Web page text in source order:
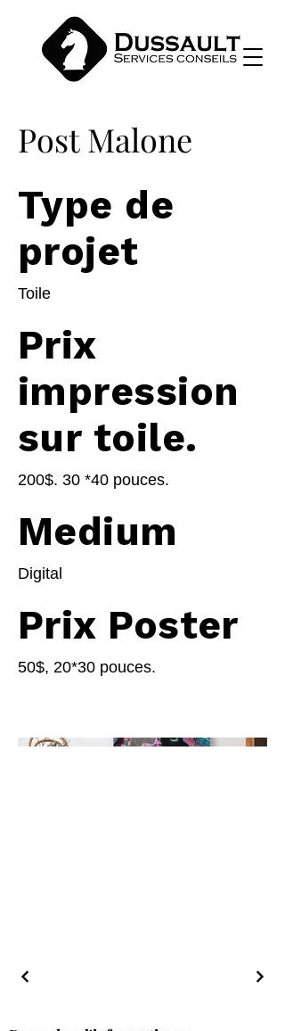
Post Malone
Type de
projet
Toile
Prix
impression
sur toile.
200$. 30 *40 pouces.
Medium
Digital
Prix Poster
50$, 20*30 pouces.